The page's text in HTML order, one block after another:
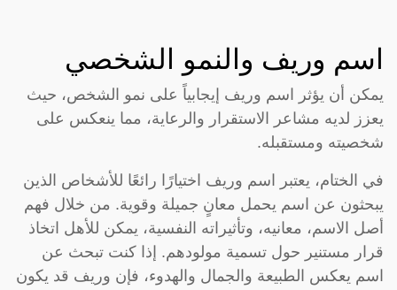
اسم وريف والنمو الشخصي
يمكن أن يؤثر اسم وريف إيجابياً على نمو الشخص، حيث
يعزز لديه مشاعر الاستقرار والرعاية، مما ينعكس على
شخصيته ومستقبله.
في الختام، يعتبر اسم وريف اختيارًا رائعًا للأشخاص الذين
يبحثون عن اسم يحمل معانٍ جميلة وقوية. من خلال فهم
أصل الاسم، معانيه، وتأثيراته النفسية، يمكن للأهل اتخاذ
قرار مستنير حول تسمية مولودهم. إذا كنت تبحث عن
اسم يعكس الطبيعة والجمال والهدوء، فإن وريف قد يكون